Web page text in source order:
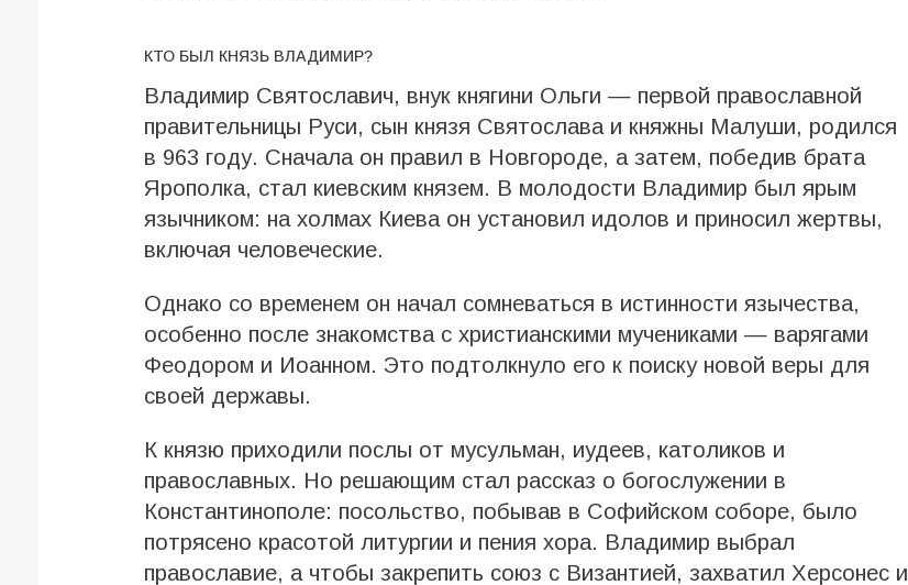
КТО БЫЛ КНЯЗЬ ВЛАДИМИР?
Владимир Святославич, внук княгини Ольги — первой православной
правительницы Руси, сын князя Святослава и княжны Малуши, родился
в 963 году. Сначала он правил в Новгороде, а затем, победив брата
Ярополка, стал киевским князем. В молодости Владимир был ярым
язычником: на холмах Киева он установил идолов и приносил жертвы,
включая человеческие.
Однако со временем он начал сомневаться в истинности язычества,
особенно после знакомства с христианскими мучениками — варягами
Феодором и Иоанном. Это подтолкнуло его к поиску новой веры для
своей державы.
К князю приходили послы от мусульман, иудеев, католиков и
православных. Но решающим стал рассказ о богослужении в
Константинополе: посольство, побывав в Софийском соборе, было
потрясено красотой литургии и пения хора. Владимир выбрал
православие, а чтобы закрепить союз с Византией, захватил Херсонес и